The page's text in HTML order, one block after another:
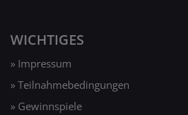
WICHTIGES
» Impressum
» Teilnahmebedingungen
» Gewinnspiele